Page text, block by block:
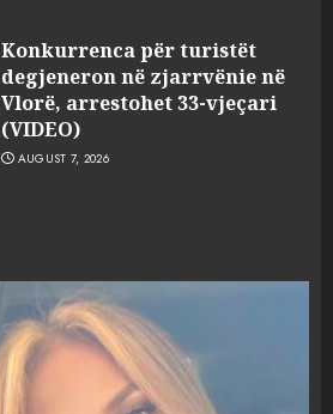
Konkurrenca për turistët
degjeneron në zjarrvënie në
Vlorë, arrestohet 33-vjeçari
(VIDEO)
AUGUST 7, 2026